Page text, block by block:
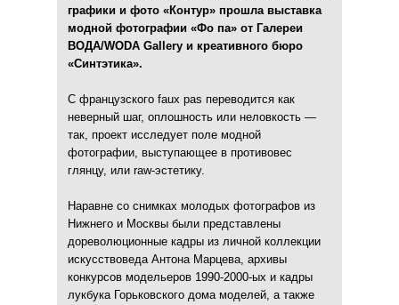
графики и фото «Контур» прошла выставка
модной фотографии «Фо па» от Галереи
ВОДА/WODA Gallery и креативного бюро
«Синтэтика».
С французского faux pas переводится как
неверный шаг, оплошность или неловкость —
так, проект исследует поле модной
фотографии, выступающее в противовес
глянцу, или raw-эстетику.
Наравне со снимках молодых фотографов из
Нижнего и Москвы были представлены
дореволюционные кадры из личной коллекции
искусствоведа Антона Марцева, архивы
конкурсов модельеров 1990-2000-ых и кадры
лукбука Горьковского дома моделей, а также